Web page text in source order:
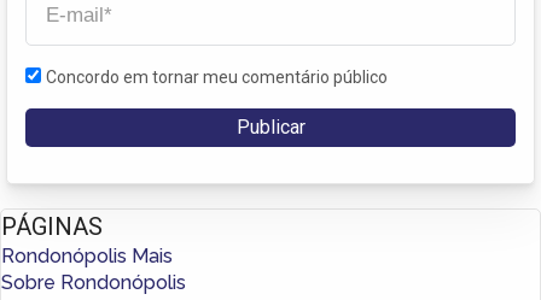
Concordo em tornar meu comentário público
PÁGINAS
Rondonópolis Mais
Sobre Rondonópolis